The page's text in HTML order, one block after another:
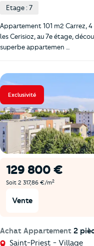
Etage : 7
Appartement 101 m2 Carrez,
les Cerisioz, au 7e étage,
superbe appartemen …
Exclusivité
129 800 €
Soit 2 317,86 €/m2
Vente
Achat Appartement 2
Saint-Priest - Village